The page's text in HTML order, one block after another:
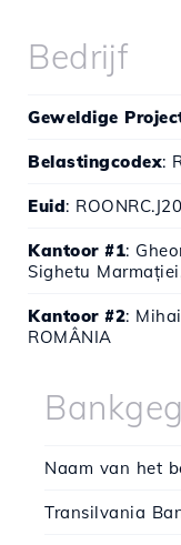
Bedrijf
Geweldige
Belastingcodex:
Euid:
Kantoor #1:
Sighetu
Kantoor #2:
ROMÂNIA
Naam van het
Transilvania